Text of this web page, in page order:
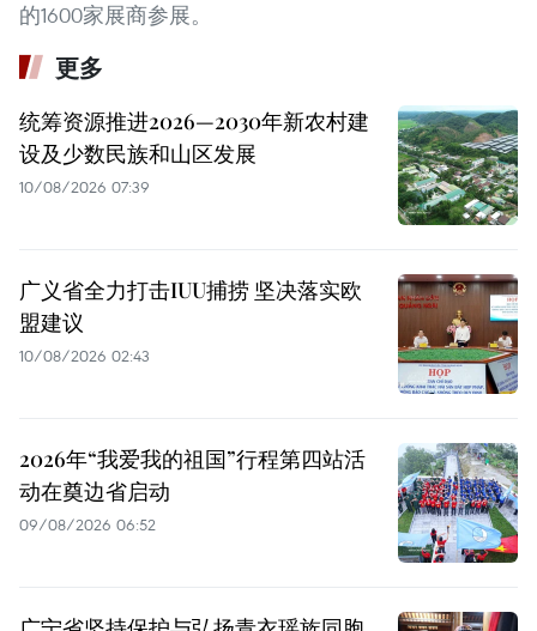
的1600家展商参展。
更多
统筹资源推进2026—2030年新农村建
设及少数民族和山区发展
10/08/2026 07:39
广义省全力打击IUU捕捞 坚决落实欧
盟建议
10/08/2026 02:43
2026年“我爱我的祖国”行程第四站活
动在奠边省启动
09/08/2026 06:52